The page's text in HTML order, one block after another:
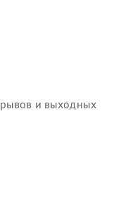
и выходных